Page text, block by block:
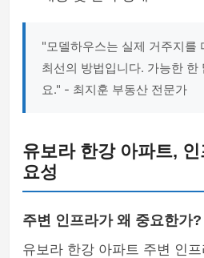
"모델하우스는 실제 거주지를
최선의 방법입니다. 가능한 한
요." - 최지훈 부동산 전문가
유보라 한강 아파트,
요성
주변 인프라가 왜 중요한가?
유보라 한강 아파트 주변 인